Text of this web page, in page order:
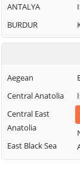
ANTALYA
BURDUR
Aegean
Central Anatolia
Central East
Anatolia
East Black Sea